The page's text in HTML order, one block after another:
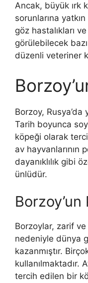
Ancak, büyük ırk
sorunlarına
göz hastalıkları
görülebilecek
düzenli veteriner
Borzoy, Rusya’da
Tarih boyunca
köpeği olarak
av hayvanlarının
dayanıklılık gibi
ünlüdür.
Borzoylar, zarif
nedeniyle dünya
kazanmıştır.
kullanılmaktadır.
tercih edilen bir